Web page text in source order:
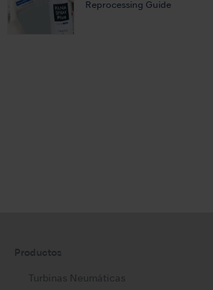
Reprocessing Guide
Productos
Turbinas Neumáticas